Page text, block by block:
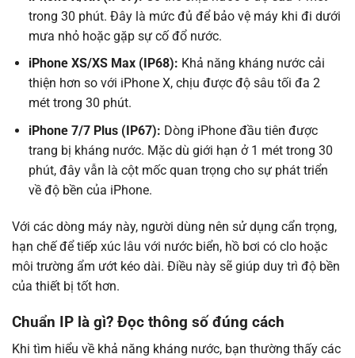
trong 30 phút. Đây là mức đủ để bảo vệ máy khi đi dưới
mưa nhỏ hoặc gặp sự cố đổ nước.
iPhone XS/XS Max (IP68): Khả năng kháng nước cải
thiện hơn so với iPhone X, chịu được độ sâu tối đa 2
mét trong 30 phút.
iPhone 7/7 Plus (IP67): Dòng iPhone đầu tiên được
trang bị kháng nước. Mặc dù giới hạn ở 1 mét trong 30
phút, đây vẫn là cột mốc quan trọng cho sự phát triển
về độ bền của iPhone.
Với các dòng máy này, người dùng nên sử dụng cẩn trọng,
hạn chế để tiếp xúc lâu với nước biển, hồ bơi có clo hoặc
môi trường ẩm ướt kéo dài. Điều này sẽ giúp duy trì độ bền
của thiết bị tốt hơn.
Chuẩn IP là gì? Đọc thông số đúng cách
Khi tìm hiểu về khả năng kháng nước, bạn thường thấy các